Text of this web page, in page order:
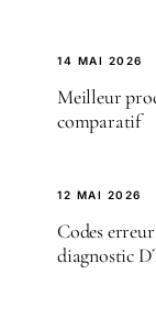
14 MAI 2026
Meilleur
comparatif
12 MAI 2026
Codes
diagnostic